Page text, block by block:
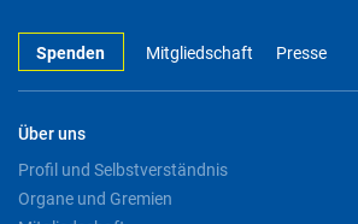
Spenden Mitgliedschaft Presse
Über uns
Profil und Selbstverständnis
Organe und Gremien